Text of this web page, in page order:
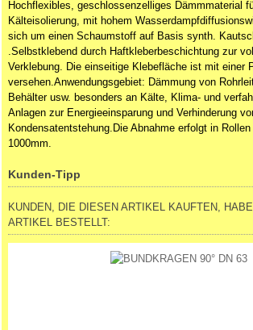
Hochflexibles, geschlossenzelliges Dämmmaterial
Kälteisolierung, mit hohem
sich um einen Schaumstoff auf Basis synth.
.Selbstklebend durch Haftkleberbeschichtung zur
Verklebung. Die einseitige Klebefläche ist mit einer
versehen.Anwendungsgebiet: Dämmung von
Behälter usw. besonders an Kälte, Klima- und
Anlagen zur Energieeinsparung und Verhinderung
Kondensatentstehung.Die Abnahme erfolgt in
1000mm.
Kunden-Tipp
KUNDEN, DIE DIESEN ARTIKEL KAUFTEN,
ARTIKEL BESTELLT: